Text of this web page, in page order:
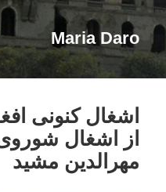
Maria Daro
اشغال کنونی
از اشغال
مهرالدین مشید